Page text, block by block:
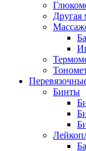
Другая
Бинты